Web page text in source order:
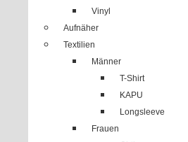
Vinyl
Aufnäher
Textilien
Männer
T-Shirt
KAPU
Longsleeve
Frauen